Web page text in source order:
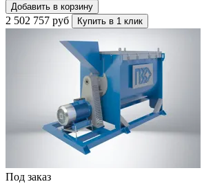
Добавить в корзину
2 502 757 руб Купить в 1 клик
Под заказ